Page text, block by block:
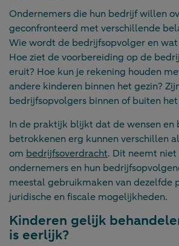
Ondernemers die hun bedrijf willen
geconfronteerd met verschillende
Wie wordt de bedrijfsopvolger en
Hoe ziet de voorbereiding op de
eruit? Hoe kun je rekening houden
andere kinderen binnen het gezin?
bedrijfsopvolgers binnen of buiten het
In de praktijk blijkt dat de wensen en
betrokkenen erg kunnen verschillen
om bedrijfsoverdracht. Dit neemt
ondernemers en hun
meestal gebruikmaken van dezelfde
juridische en fiscale mogelijkheden.
Kinderen gelijk
is eerlijk?